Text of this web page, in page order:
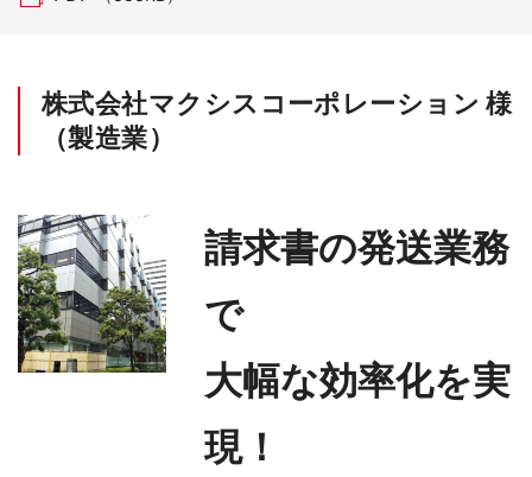
株式会社マクシスコーポレーション 様
（製造業）
請求書の発送業務
で
⼤幅な効率化を実
現！